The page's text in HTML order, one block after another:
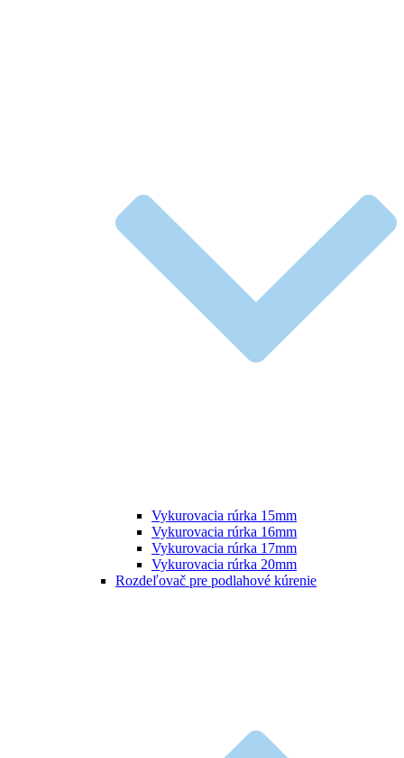
Vykurovacia rúrka 15mm
Vykurovacia rúrka 16mm
Vykurovacia rúrka 17mm
Vykurovacia rúrka 20mm
Rozdeľovač pre podlahové kúrenie